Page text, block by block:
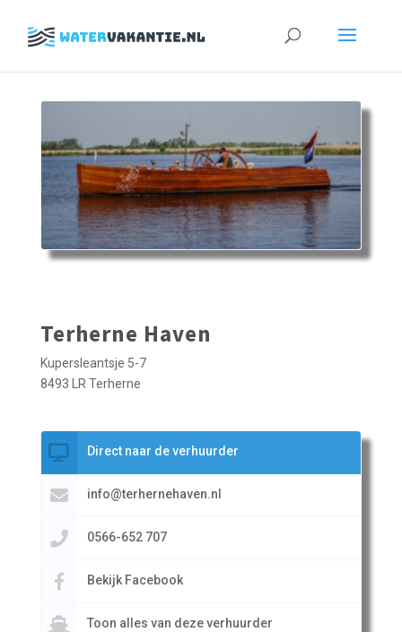
Zoeken
Terherne Haven
Kupersleantsje 5-7
8493 LR Terherne
Direct naar de verhuurder
info@terhernehaven.nl
0566-652 707
Bekijk Facebook
Toon alles van deze verhuurder